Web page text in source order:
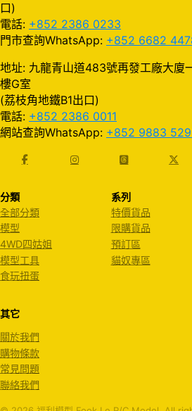
口)
電話: +852 2386 0233
門市查詢WhatsApp: +852 6682
地址: 九龍青山道483號再發工廠大廈
樓G室
(荔枝角地鐵B1出口)
電話: +852 2386 0011
網站查詢WhatsApp: +852 9883
分類
全部分類
模型
4WD四姑姐
模型工具
食玩扭蛋
系列
特價貨品
限購貨品
預訂區
貓奴專區
其它
關於我們
購物條款
常見問題
聯絡我們